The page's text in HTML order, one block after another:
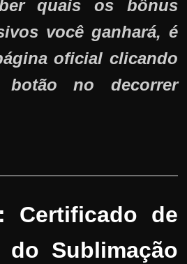
quais os bônus
você ganhará, é
oficial clicando
botão no decorrer
Certificado de
do Sublimação